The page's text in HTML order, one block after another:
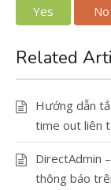
Yes No
Related
Hướng dẫn
time out liên
DirectAdmin
thông báo